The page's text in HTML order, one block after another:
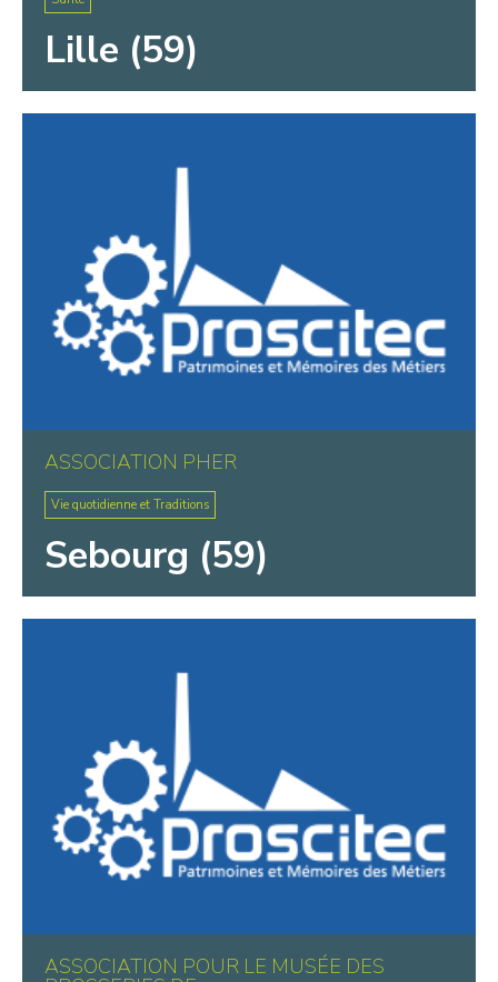
Lille (59)
ASSOCIATION PHER
Vie quotidienne et Traditions
Sebourg (59)
ASSOCIATION POUR LE MUSÉE DES